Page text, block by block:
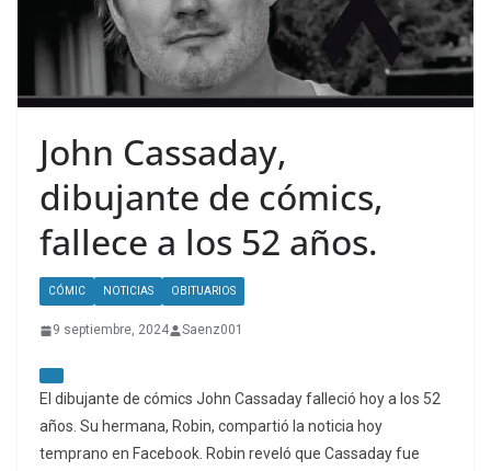
John Cassaday,
dibujante de cómics,
fallece a los 52 años.
CÓMIC NOTICIAS OBITUARIOS
9 septiembre, 2024 Saenz001
El dibujante de cómics John Cassaday falleció hoy a los 52
años. Su hermana, Robin, compartió la noticia hoy
temprano en Facebook. Robin reveló que Cassaday fue